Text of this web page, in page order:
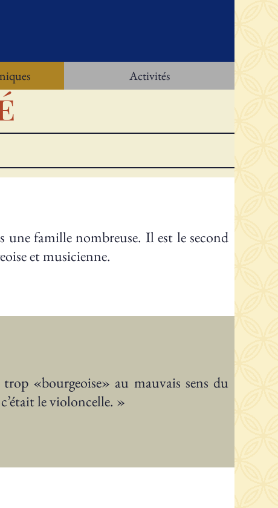
Activités
famille nombreuse. Il est le second
et musicienne.
«bourgeoise» au mauvais sens du
le violoncelle. »